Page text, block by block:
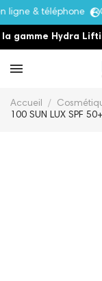
ligne & téléphone
gamme Hydra
Accueil
100 SUN LUX SPF 50+